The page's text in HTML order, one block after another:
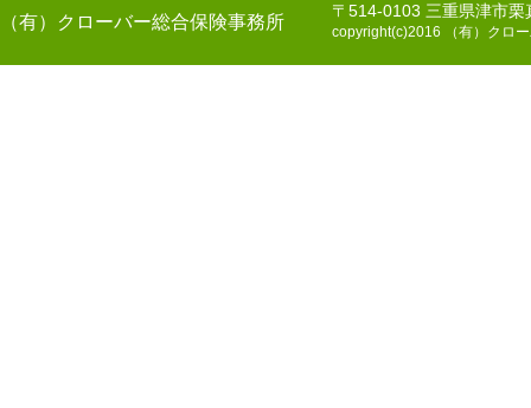
（有）クローバー総合保険事務所
〒514-0103 三重県津市
copyright(c)2016 （有）クロ